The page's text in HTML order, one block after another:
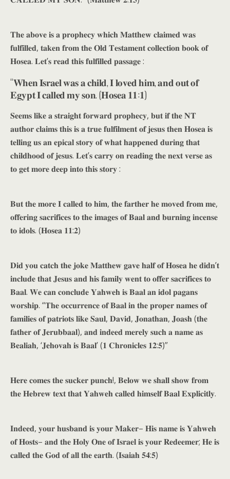
𝐓𝐡𝐞 𝐚𝐛𝐨𝐯𝐞 𝐢𝐬 𝐚 𝐩𝐫𝐨𝐩𝐡𝐞𝐜𝐲 𝐰𝐡𝐢𝐜𝐡 𝐌𝐚𝐭𝐭𝐡𝐞𝐰 𝐜𝐥𝐚𝐢𝐦𝐞𝐝 𝐰𝐚𝐬
𝐟𝐮𝐥𝐟𝐢𝐥𝐥𝐞𝐝, 𝐭𝐚𝐤𝐞𝐧 𝐟𝐫𝐨𝐦 𝐭𝐡𝐞 𝐎𝐥𝐝 𝐓𝐞𝐬𝐭𝐚𝐦𝐞𝐧𝐭 𝐜𝐨𝐥𝐥𝐞𝐜𝐭𝐢𝐨𝐧 𝐛𝐨𝐨𝐤 𝐨𝐟
𝐇𝐨𝐬𝐞𝐚. 𝐋𝐞𝐭’𝐬 𝐫𝐞𝐚𝐝 𝐭𝐡𝐢𝐬 𝐟𝐮𝐥𝐟𝐢𝐥𝐥𝐞𝐝 𝐩𝐚𝐬𝐬𝐚𝐠𝐞 :
“𝐖𝐡𝐞𝐧 𝐈𝐬𝐫𝐚𝐞𝐥 𝐰𝐚𝐬 𝐚 𝐜𝐡𝐢𝐥𝐝, 𝐈 𝐥𝐨𝐯𝐞𝐝 𝐡𝐢𝐦, 𝐚𝐧𝐝 𝐨𝐮𝐭 𝐨𝐟
𝐄𝐠𝐲𝐩𝐭 𝐈 𝐜𝐚𝐥𝐥𝐞𝐝 𝐦𝐲 𝐬𝐨𝐧. (𝐇𝐨𝐬𝐞𝐚 𝟏𝟏:𝟏)
𝐒𝐞𝐞𝐦𝐬 𝐥𝐢𝐤𝐞 𝐚 𝐬𝐭𝐫𝐚𝐢𝐠𝐡𝐭 𝐟𝐨𝐫𝐰𝐚𝐫𝐝 𝐩𝐫𝐨𝐩𝐡𝐞𝐜𝐲, 𝐛𝐮𝐭 𝐢𝐟 𝐭𝐡𝐞 𝐍𝐓
𝐚𝐮𝐭𝐡𝐨𝐫 𝐜𝐥𝐚𝐢𝐦𝐬 𝐭𝐡𝐢𝐬 𝐢𝐬 𝐚 𝐭𝐫𝐮𝐞 𝐟𝐮𝐥𝐟𝐢𝐥𝐦𝐞𝐧𝐭 𝐨𝐟 𝐣𝐞𝐬𝐮𝐬 𝐭𝐡𝐞𝐧 𝐇𝐨𝐬𝐞𝐚 𝐢𝐬
𝐭𝐞𝐥𝐥𝐢𝐧𝐠 𝐮𝐬 𝐚𝐧 𝐞𝐩𝐢𝐜𝐚𝐥 𝐬𝐭𝐨𝐫𝐲 𝐨𝐟 𝐰𝐡𝐚𝐭 𝐡𝐚𝐩𝐩𝐞𝐧𝐞𝐝 𝐝𝐮𝐫𝐢𝐧𝐠 𝐭𝐡𝐚𝐭
𝐜𝐡𝐢𝐥𝐝𝐡𝐨𝐨𝐝 𝐨𝐟 𝐣𝐞𝐬𝐮𝐬. 𝐋𝐞𝐭’𝐬 𝐜𝐚𝐫𝐫𝐲 𝐨𝐧 𝐫𝐞𝐚𝐝𝐢𝐧𝐠 𝐭𝐡𝐞 𝐧𝐞𝐱𝐭 𝐯𝐞𝐫𝐬𝐞 𝐚𝐬
𝐭𝐨 𝐠𝐞𝐭 𝐦𝐨𝐫𝐞 𝐝𝐞𝐞𝐩 𝐢𝐧𝐭𝐨 𝐭𝐡𝐢𝐬 𝐬𝐭𝐨𝐫𝐲 :
𝐁𝐮𝐭 𝐭𝐡𝐞 𝐦𝐨𝐫𝐞 𝐈 𝐜𝐚𝐥𝐥𝐞𝐝 𝐭𝐨 𝐡𝐢𝐦, 𝐭𝐡𝐞 𝐟𝐚𝐫𝐭𝐡𝐞𝐫 𝐡𝐞 𝐦𝐨𝐯𝐞𝐝 𝐟𝐫𝐨𝐦 𝐦𝐞,
𝐨𝐟𝐟𝐞𝐫𝐢𝐧𝐠 𝐬𝐚𝐜𝐫𝐢𝐟𝐢𝐜𝐞𝐬 𝐭𝐨 𝐭𝐡𝐞 𝐢𝐦𝐚𝐠𝐞𝐬 𝐨𝐟 𝐁𝐚𝐚𝐥 𝐚𝐧𝐝 𝐛𝐮𝐫𝐧𝐢𝐧𝐠 𝐢𝐧𝐜𝐞𝐧𝐬𝐞
𝐭𝐨 𝐢𝐝𝐨𝐥𝐬. (𝐇𝐨𝐬𝐞𝐚 𝟏𝟏:𝟐)
𝐃𝐢𝐝 𝐲𝐨𝐮 𝐜𝐚𝐭𝐜𝐡 𝐭𝐡𝐞 𝐣𝐨𝐤𝐞 𝐌𝐚𝐭𝐭𝐡𝐞𝐰 𝐠𝐚𝐯𝐞 𝐡𝐚𝐥𝐟 𝐨𝐟 𝐇𝐨𝐬𝐞𝐚 𝐡𝐞 𝐝𝐢𝐝𝐧’𝐭
𝐢𝐧𝐜𝐥𝐮𝐝𝐞 𝐭𝐡𝐚𝐭 𝐉𝐞𝐬𝐮𝐬 𝐚𝐧𝐝 𝐡𝐢𝐬 𝐟𝐚𝐦𝐢𝐥𝐲 𝐰𝐞𝐧𝐭 𝐭𝐨 𝐨𝐟𝐟𝐞𝐫 𝐬𝐚𝐜𝐫𝐢𝐟𝐢𝐜𝐞𝐬 𝐭𝐨
𝐁𝐚𝐚𝐥. 𝐖𝐞 𝐜𝐚𝐧 𝐜𝐨𝐧𝐜𝐥𝐮𝐝𝐞 𝐘𝐚𝐡𝐰𝐞𝐡 𝐢𝐬 𝐁𝐚𝐚𝐥 𝐚𝐧 𝐢𝐝𝐨𝐥 𝐩𝐚𝐠𝐚𝐧𝐬
𝐰𝐨𝐫𝐬𝐡𝐢𝐩. “𝐓𝐡𝐞 𝐨𝐜𝐜𝐮𝐫𝐫𝐞𝐧𝐜𝐞 𝐨𝐟 𝐁𝐚𝐚𝐥 𝐢𝐧 𝐭𝐡𝐞 𝐩𝐫𝐨𝐩𝐞𝐫 𝐧𝐚𝐦𝐞𝐬 𝐨𝐟
𝐟𝐚𝐦𝐢𝐥𝐢𝐞𝐬 𝐨𝐟 𝐩𝐚𝐭𝐫𝐢𝐨𝐭𝐬 𝐥𝐢𝐤𝐞 𝐒𝐚𝐮𝐥, 𝐃𝐚𝐯𝐢𝐝, 𝐉𝐨𝐧𝐚𝐭𝐡𝐚𝐧, 𝐉𝐨𝐚𝐬𝐡 (𝐭𝐡𝐞
𝐟𝐚𝐭𝐡𝐞𝐫 𝐨𝐟 𝐉𝐞𝐫𝐮𝐛𝐛𝐚𝐚𝐥), 𝐚𝐧𝐝 𝐢𝐧𝐝𝐞𝐞𝐝 𝐦𝐞𝐫𝐞𝐥𝐲 𝐬𝐮𝐜𝐡 𝐚 𝐧𝐚𝐦𝐞 𝐚𝐬
𝐁𝐞𝐚𝐥𝐢𝐚𝐡, ‘𝐉𝐞𝐡𝐨𝐯𝐚𝐡 𝐢𝐬 𝐁𝐚𝐚𝐥’ (𝟏 𝐂𝐡𝐫𝐨𝐧𝐢𝐜𝐥𝐞𝐬 𝟏𝟐:𝟓)”
𝐇𝐞𝐫𝐞 𝐜𝐨𝐦𝐞𝐬 𝐭𝐡𝐞 𝐬𝐮𝐜𝐤𝐞𝐫 𝐩𝐮𝐧𝐜𝐡!, 𝐁𝐞𝐥𝐨𝐰 𝐰𝐞 𝐬𝐡𝐚𝐥𝐥 𝐬𝐡𝐨𝐰 𝐟𝐫𝐨𝐦
𝐭𝐡𝐞 𝐇𝐞𝐛𝐫𝐞𝐰 𝐭𝐞𝐱𝐭 𝐭𝐡𝐚𝐭 𝐘𝐚𝐡𝐰𝐞𝐡 𝐜𝐚𝐥𝐥𝐞𝐝 𝐡𝐢𝐦𝐬𝐞𝐥𝐟 𝐁𝐚𝐚𝐥 𝐄𝐱𝐩𝐥𝐢𝐜𝐢𝐭𝐥𝐲.
𝐈𝐧𝐝𝐞𝐞𝐝, 𝐲𝐨𝐮𝐫 𝐡𝐮𝐬𝐛𝐚𝐧𝐝 𝐢𝐬 𝐲𝐨𝐮𝐫 𝐌𝐚𝐤𝐞𝐫– 𝐇𝐢𝐬 𝐧𝐚𝐦𝐞 𝐢𝐬 𝐘𝐚𝐡𝐰𝐞𝐡
𝐨𝐟 𝐇𝐨𝐬𝐭𝐬– 𝐚𝐧𝐝 𝐭𝐡𝐞 𝐇𝐨𝐥𝐲 𝐎𝐧𝐞 𝐨𝐟 𝐈𝐬𝐫𝐚𝐞𝐥 𝐢𝐬 𝐲𝐨𝐮𝐫 𝐑𝐞𝐝𝐞𝐞𝐦𝐞𝐫; 𝐇𝐞 𝐢𝐬
𝐜𝐚𝐥𝐥𝐞𝐝 𝐭𝐡𝐞 𝐆𝐨𝐝 𝐨𝐟 𝐚𝐥𝐥 𝐭𝐡𝐞 𝐞𝐚𝐫𝐭𝐡. (𝐈𝐬𝐚𝐢𝐚𝐡 𝟓𝟒:𝟓)